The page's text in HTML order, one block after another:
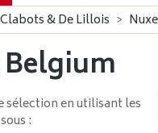
& De Lillois
sélection en utilisant les
: